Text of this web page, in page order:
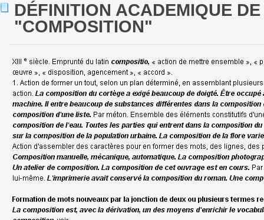
DÉFINITION ACADEMIQUE DE
"COMPOSITION"